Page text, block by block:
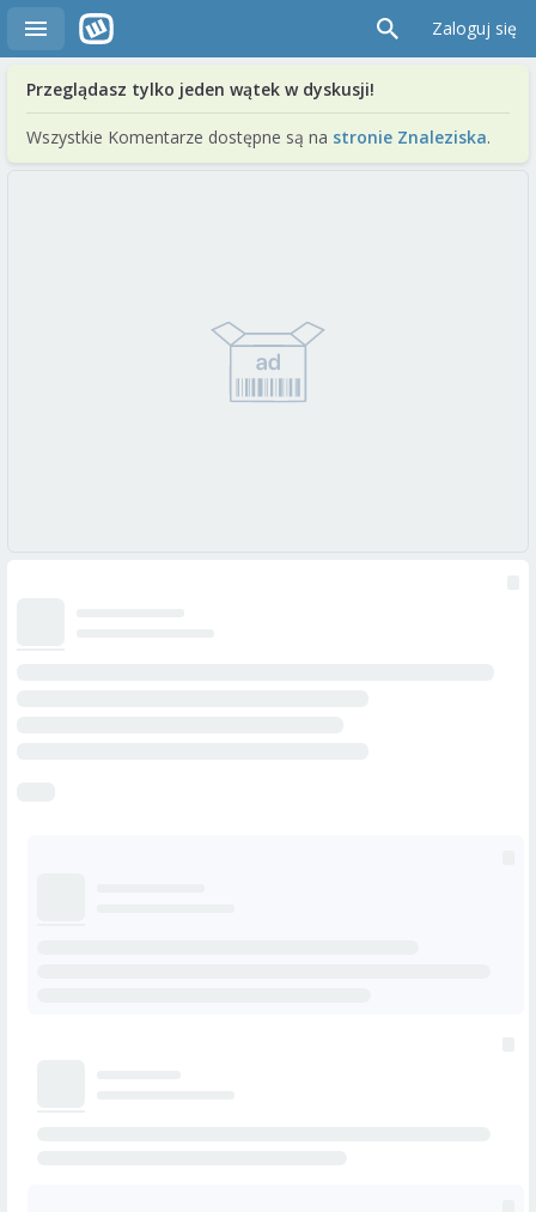
Zaloguj się
Przeglądasz tylko jeden wątek w dyskusji!
Wszystkie Komentarze dostępne są na stronie Znaleziska.